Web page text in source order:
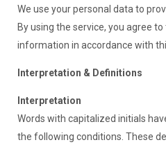
We use your personal data to
By using the service, you agree
information in accordance with
Interpretation & Definitions
Interpretation
Words with capitalized initials
the following conditions. These